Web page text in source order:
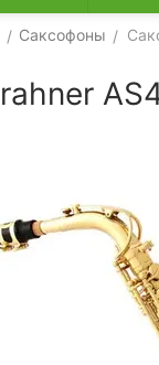
/ Саксофоны /